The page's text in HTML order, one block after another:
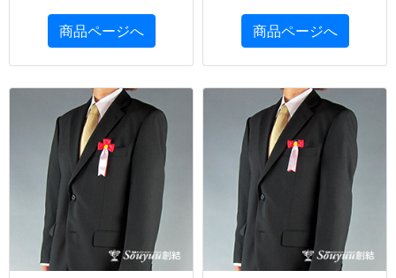
商品ページへ 商品ページへ